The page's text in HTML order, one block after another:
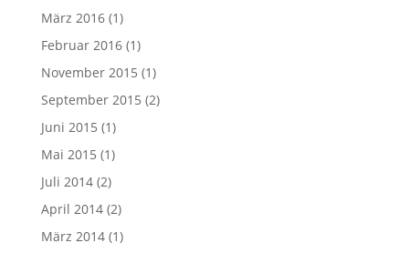
März 2016(1)
Februar 2016(1)
November 2015 (1)
September 2015 (2)
Juni 2015 (1)
Mai 2015 (1)
Juli 2014(2)
April 2014(2)
März 2014(1)